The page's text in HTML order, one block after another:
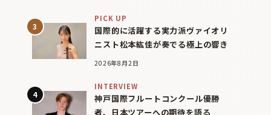
PICK UP
国際的に活躍する実力派ヴァイオリ
ニスト松本紘佳が奏でる極上の響き
2026年8月2日
INTERVIEW
神戸国際フルートコンクール優勝
者、日本ツアーへの期待を語る